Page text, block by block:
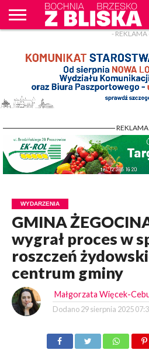
WPROST
REKLAM
- REKLAMA
-
WYDARZENIA
GMINA
wygrał proces w
roszczeń
centrum gminy
Małgorzata Więcek-
Dodano 29 sierpnia 2025